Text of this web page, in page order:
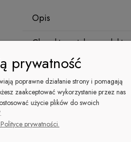
Opis
Charakterystyka produktu
Wierzch
Materiał podszewki
prywatność
poprawne działanie strony i pomagają
zaakceptować wykorzystanie przez nas
użycie plików do swoich
prywatności.